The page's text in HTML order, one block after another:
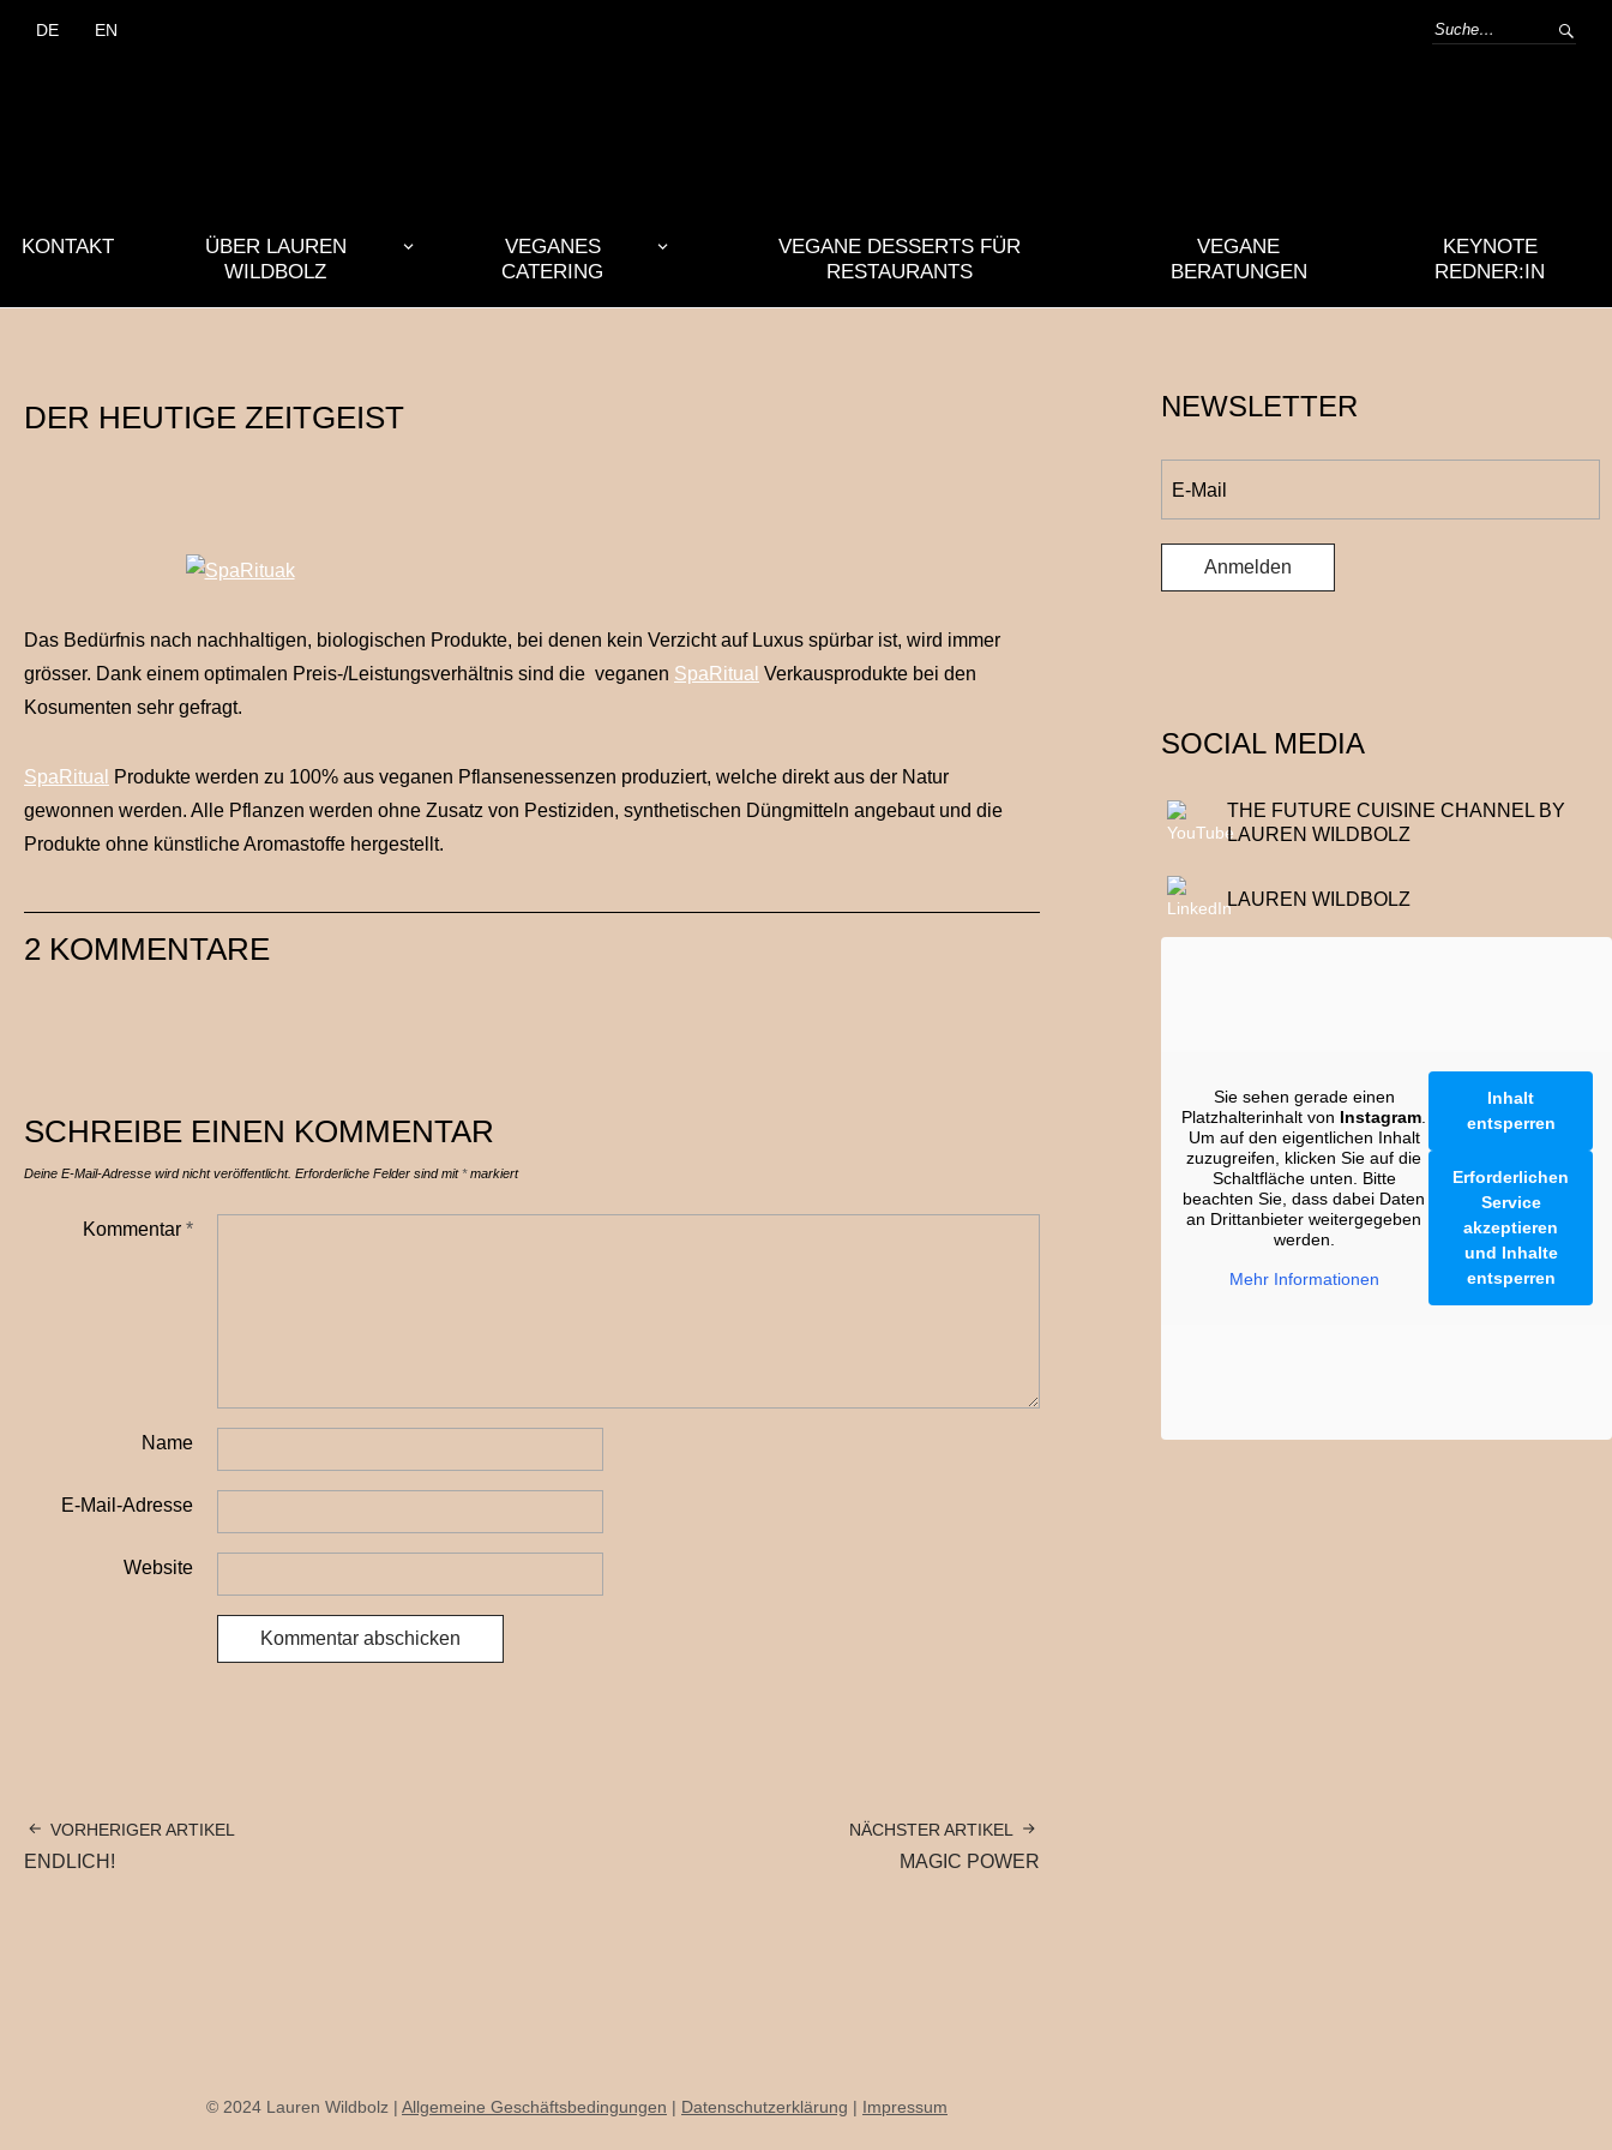
DE EN
KONTAKT
ÜBER LAUREN
WILDBOLZ
VEGANES
CATERING
VEGANE DESSERTS FÜR
RESTAURANTS
VEGANE
BERATUNGEN
KEYNOTE
REDNER:IN
DER HEUTIGE ZEITGEIST
Das Bedürfnis nach nachhaltigen, biologischen Produkte, bei denen kein Verzicht auf Luxus spürbar ist, wird immer
grösser. Dank einem optimalen Preis-/Leistungsverhältnis sind die veganen SpaRitual Verkausprodukte bei den
Kosumenten sehr gefragt.
SpaRitual
Produkte werden zu 100% aus veganen Pflansenessenzen produziert, welche direkt aus der Natur
gewonnen werden. Alle Pflanzen werden ohne Zusatz von Pestiziden, synthetischen Düngmitteln angebaut und die
Produkte ohne künstliche Aromastoffe hergestellt.
2 KOMMENTARE
SCHREIBE EINEN KOMMENTAR
Deine E-Mail-Adresse wird nicht veröffentlicht. Erforderliche Felder sind mit*markiert
Kommentar *
Name
E-Mail-Adresse
Website
VORHERIGER ARTIKEL
ENDLICH!
NÄCHSTER ARTIKEL
MAGIC POWER
NEWSLETTER
SOCIAL MEDIA
THE FUTURE CUISINE CHANNEL BY
LAUREN WILDBOLZ
LAUREN WILDBOLZ
Sie sehen gerade einen
Platzhalterinhalt von Instagram
Um auf den eigentlichen Inhalt
zuzugreifen, klicken Sie auf die
Schaltfläche unten. Bitte
beachten Sie, dass dabei Daten
an Drittanbieter weitergegeben
werden.
Mehr Informationen
Inhalt
entsperren
Erforderlichen
Service
akzeptieren
und Inhalte
entsperren
© 2024 Lauren Wildbolz | Allgemeine Geschäftsbedingungen | Datenschutzerklärung | Impressum